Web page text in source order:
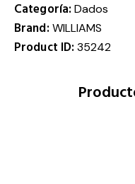
Categoría:Dados
Brand: WILLIAMS
Product ID:35242